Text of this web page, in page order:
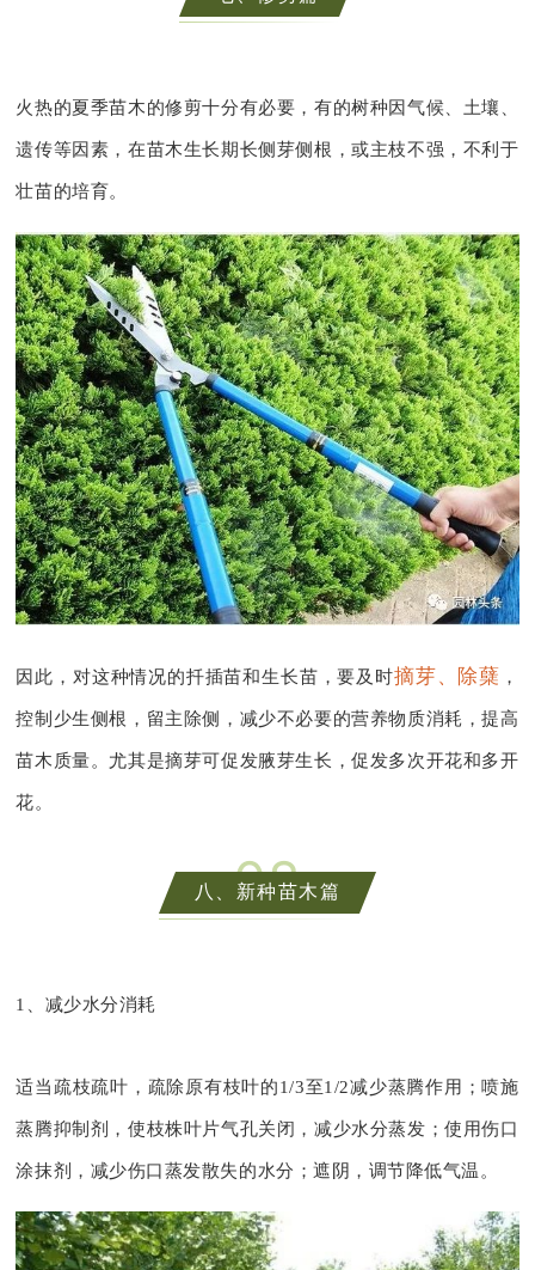
火热的夏季苗木的修剪十分有必要，有的树种因气候、土壤、
遗传等因素，在苗木生长期长侧芽侧根，或主枝不强，不利于
壮苗的培育。
因此，对这种情况的扦插苗和生长苗，要及时摘芽、除蘖 ，
控制少生侧根，留主除侧，减少不必要的营养物质消耗，提高
苗木质量。尤其是摘芽可促发腋芽生长，促发多次开花和多开
花。
08
八、新种苗木篇
1、减少水分消耗
适当疏枝疏叶，疏除原有枝叶的1/3至1/2减少蒸腾作用；喷施
蒸腾抑制剂，使枝株叶片气孔关闭，减少水分蒸发；使用伤口
涂抹剂，减少伤口蒸发散失的水分；遮阴，调节降低气温。